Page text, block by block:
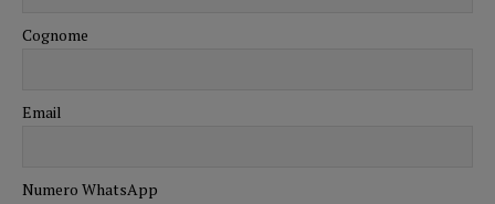
Cognome
Email
Numero WhatsApp